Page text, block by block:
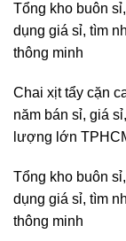
Tổng kho buôn
dụng giá sỉ, tìm
thông minh
Chai xịt tẩy cặn
năm bán sỉ, giá
lượng lớn
Tổng kho buôn
dụng giá sỉ, tìm
thông minh